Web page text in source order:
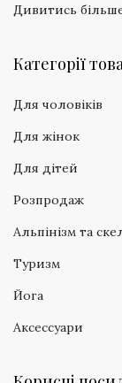
Дивитись
Категорії
Для чоловіків
Для жінок
Для дітей
Розпродаж
Альпінізм та
Туризм
Йога
Аксессуари